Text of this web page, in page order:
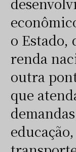
o Estado,
renda
outra
que